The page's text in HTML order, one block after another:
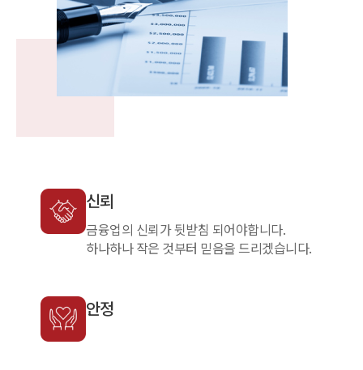
신뢰
금융업의 신뢰가 뒷받침 되어야합니다.
하나하나 작은 것부터 믿음을 드리겠습니다.
안정